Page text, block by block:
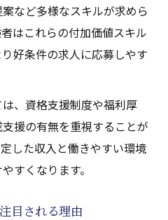
など多様なスキルが求めら
はこれらの付加価値スキル
好条件の求人に応募しやす
、資格支援制度や福利厚
援の有無を重視することが
した収入と働きやすい環境
すくなります。
目される理由